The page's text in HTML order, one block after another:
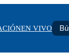
EN VIVO